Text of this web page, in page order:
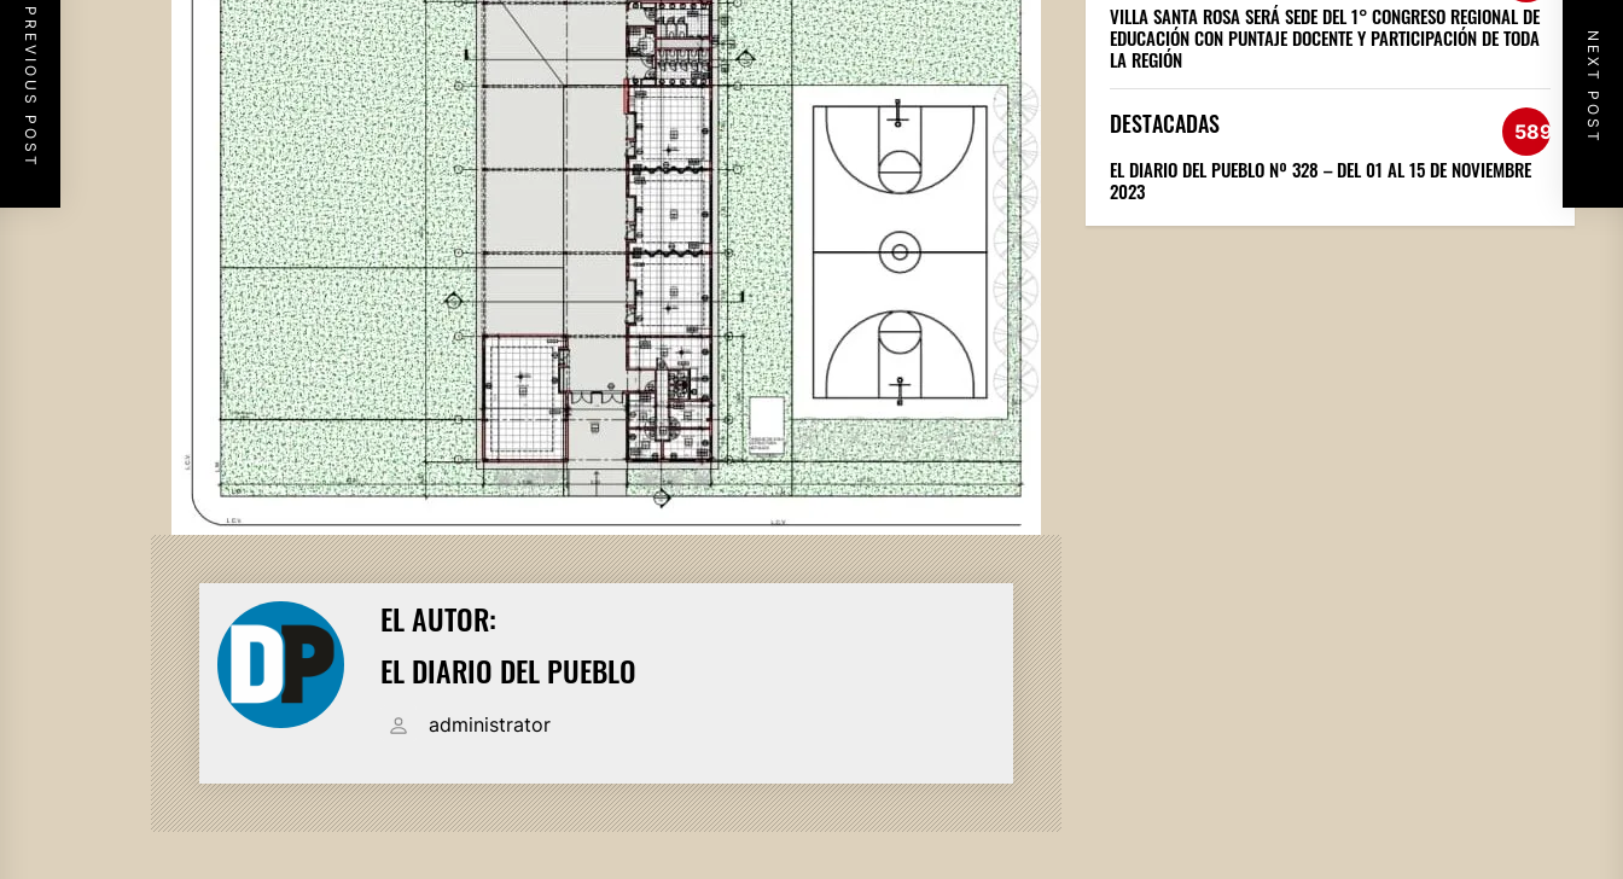
EL AUTOR:
EL DIARIO DEL PUEBLO
administrator
PREVIOUS POST NEXT POST
VILLA SANTA ROSA SERÁ SEDE DEL 1° CONGRESO REGIONAL DE
EDUCACIÓN CON PUNTAJE DOCENTE Y PARTICIPACIÓN DE TODA
LA REGIÓN
DESTACADAS 589
EL DIARIO DEL PUEBLO Nº 328 – DEL 01 AL 15 DE NOVIEMBRE
2023